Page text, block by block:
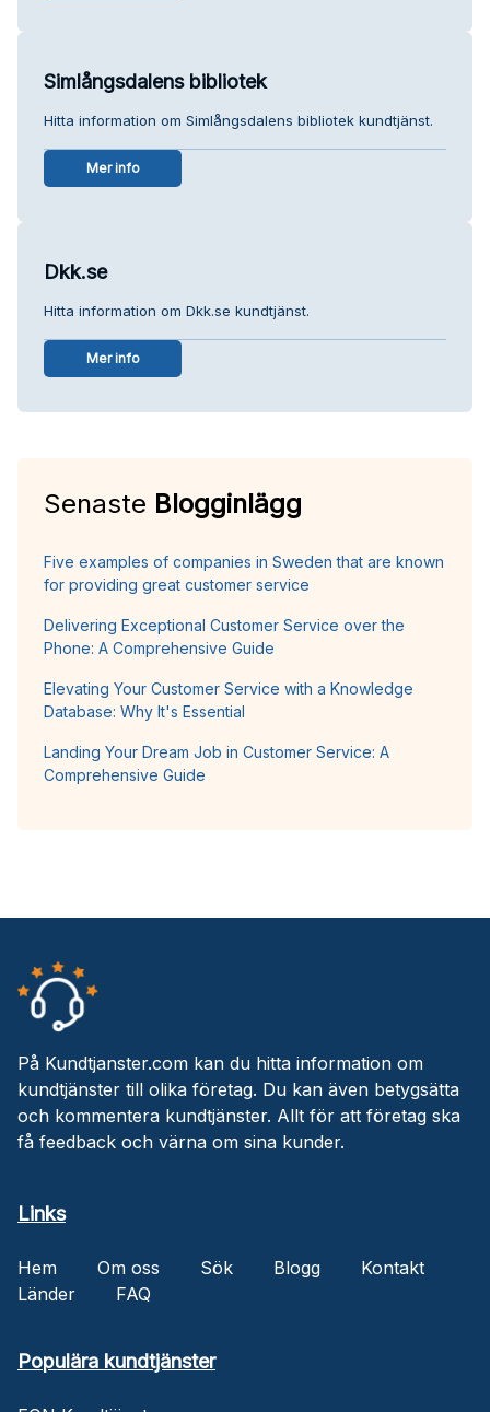
Simlångsdalens bibliotek
Hitta information om Simlångsdalens bibliotek kundtjänst.
Mer info
Dkk.se
Hitta information om Dkk.se kundtjänst.
Mer info
Senaste Blogginlägg
Five examples of companies in Sweden that are known
for providing great customer service
Delivering Exceptional Customer Service over the
Phone: A Comprehensive Guide
Elevating Your Customer Service with a Knowledge
Database: Why It's Essential
Landing Your Dream Job in Customer Service: A
Comprehensive Guide
På Kundtjanster.com kan du hitta information om
kundtjänster till olika företag. Du kan även betygsätta
och kommentera kundtjänster. Allt för att företag ska
få feedback och värna om sina kunder.
Links
Hem Om oss Sök Blogg
Kontakt
Länder
FAQ
Populära kundtjänster